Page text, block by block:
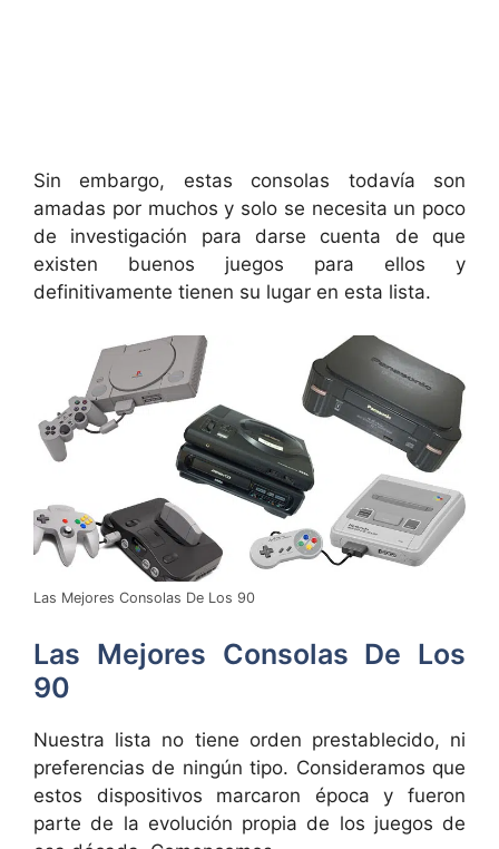
Sin embargo, estas consolas todavía son
amadas por muchos y solo se necesita un poco
de investigación para darse cuenta de que
existen buenos juegos para ellos y
definitivamente tienen su lugar en esta lista.
Las Mejores Consolas De Los 90
Las Mejores Consolas De Los
90
Nuestra lista no tiene orden prestablecido, ni
preferencias de ningún tipo. Consideramos que
estos dispositivos marcaron época y fueron
parte de la evolución propia de los juegos de